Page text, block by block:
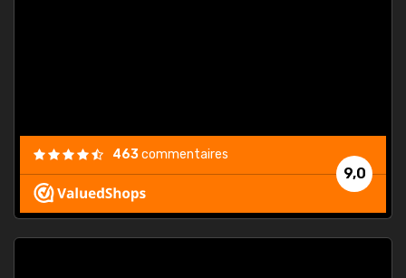
9,0
463commentaires